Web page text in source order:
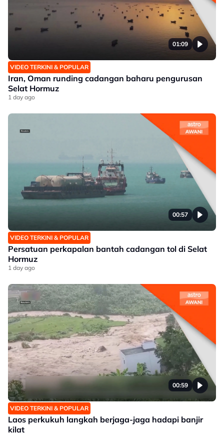
01:09
VIDEO TERKINI & POPULAR
Iran, Oman runding cadangan baharu pengurusan
Selat Hormuz
1 day ago
00:57
VIDEO TERKINI & POPULAR
Persatuan perkapalan bantah cadangan tol di Selat
Hormuz
1 day ago
00:59
VIDEO TERKINI & POPULAR
Laos perkukuh langkah berjaga-jaga hadapi banjir
kilat